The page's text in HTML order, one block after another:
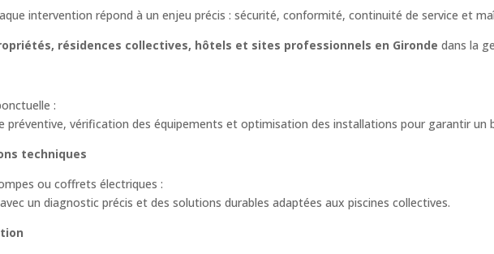
intervention répond à un enjeu précis : sécurité, conformité, continuité de service et
résidences collectives, hôtels et sites professionnels en Gironde dans la
:
préventive, vérification des équipements et optimisation des installations pour garantir un
techniques
ou coffrets électriques :
un diagnostic précis et des solutions durables adaptées aux piscines collectives.